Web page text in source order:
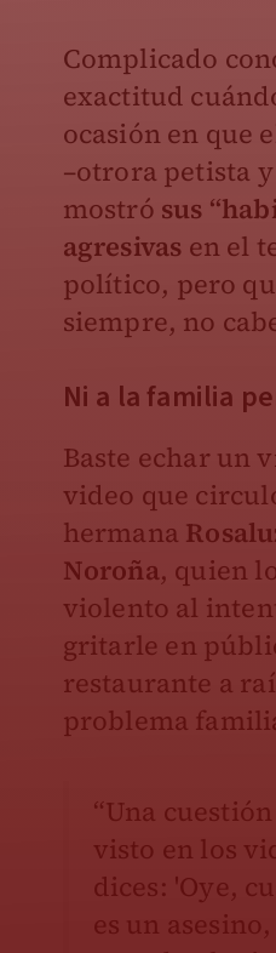
Complicado
exactitud
ocasión en que
–otrora petista
mostró sus
agresivas en el
político, pero
siempre, no
Ni a la familia
Baste echar un
video que
hermana
Noroña, quien
violento al
gritarle en
restaurante a
problema
“Una
visto en los
dices: 'Oye,
es un